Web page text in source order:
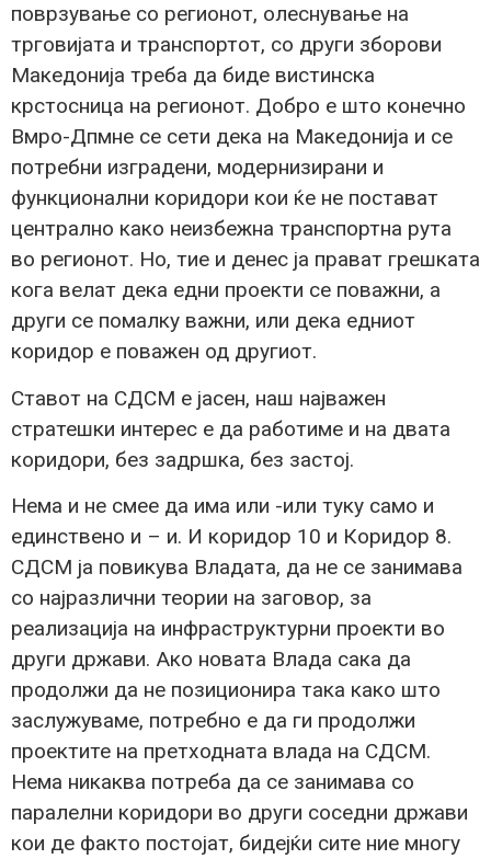
поврзување со регионот, олеснување на
трговијата и транспортот, со други зборови
Македонија треба да биде вистинска
крстосница на регионот. Добро е што конечно
Вмро-Дпмне се сети дека на Македонија и се
потребни изградени, модернизирани и
функционални коридори кои ќе не постават
централно како неизбежна транспортна рута
во регионот. Но, тие и денес ја прават грешката
кога велат дека едни проекти се поважни, а
други се помалку важни, или дека едниот
коридор е поважен од другиот.
Ставот на СДСМ е јасен, наш најважен
стратешки интерес е да работиме и на двата
коридори, без задршка, без застој.
Нема и не смее да има или -или туку само и
единствено и – и. И коридор 10 и Коридор 8.
СДСМ ја повикува Владата, да не се занимава
со најразлични теории на заговор, за
реализација на инфраструктурни проекти во
други држави. Ако новата Влада сака да
продолжи да не позиционира така како што
заслужуваме, потребно е да ги продолжи
проектите на претходната влада на СДСМ.
Нема никаква потреба да се занимава со
паралелни коридори во други соседни држави
кои де факто постојат, бидејќи сите ние многу